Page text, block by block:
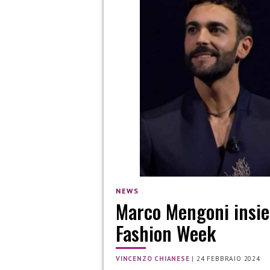
NEWS
Marco Mengoni
Fashion Week
VINCENZO CHIANESE |24 FEBBRAIO 2024